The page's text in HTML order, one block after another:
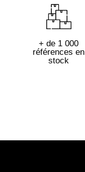
+ de 1 000
références en
stock